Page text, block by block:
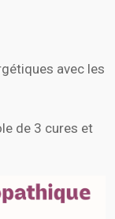
avec les
de 3 cures et